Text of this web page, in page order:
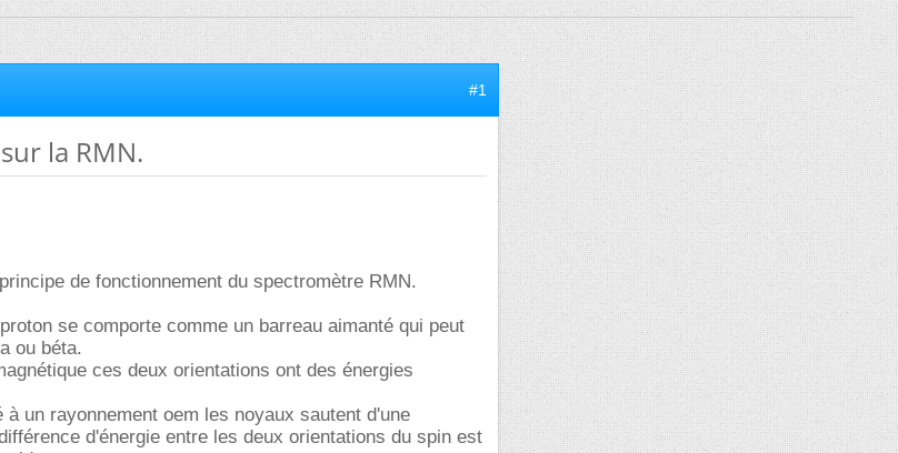
#1
la RMN.
de fonctionnement du spectromètre RMN.
se comporte comme un barreau aimanté qui peut
ou béta.
ces deux orientations ont des énergies
un rayonnement oem les noyaux sautent d'une
d'énergie entre les deux orientations du spin est